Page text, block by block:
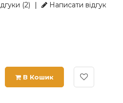
(2) | Написати відгук
В Кошик